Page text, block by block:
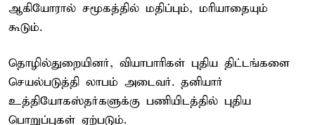
ஆகியோரால் சமூகத்தில் மதிப்பும், மரியாதையும்
கூடும்.
தொழில்துறையினர், வியாபாரிகள் புதிய திட்டங்களை
செயல்படுத்தி லாபம் அடைவர். தனியார்
உத்தியோகஸ்தர்களுக்கு பணியிடத்தில் புதிய
பொறுப்புகள் ஏற்படும்.